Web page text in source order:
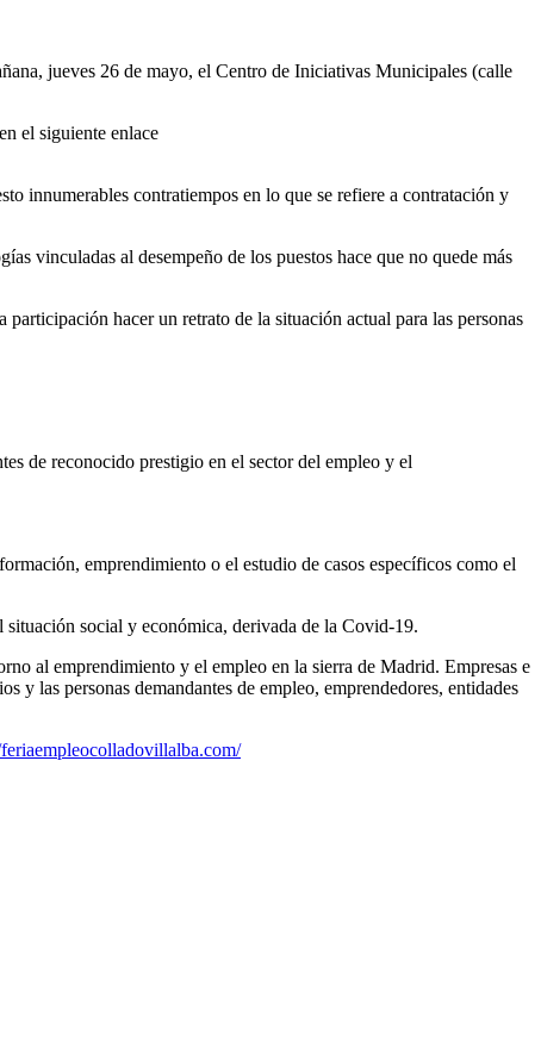
jueves 26 de mayo, el Centro de Iniciativas Municipales (calle
el siguiente enlace
innumerables contratiempos en lo que se refiere a contratación y
vinculadas al desempeño de los puestos hace que no quede más
hacer un retrato de la situación actual para las personas
de reconocido prestigio en el sector del empleo y el
emprendimiento o el estudio de casos específicos como el
situación social y económica, derivada de la Covid-19.
al emprendimiento y el empleo en la sierra de Madrid. Empresas e
y las personas demandantes de empleo, emprendedores, entidades